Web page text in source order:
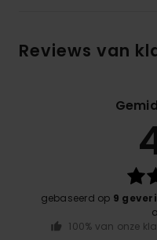
Reviews van
gebaseerd op 9
100% van onze